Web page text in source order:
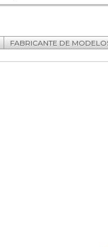
FABRICANTE DE